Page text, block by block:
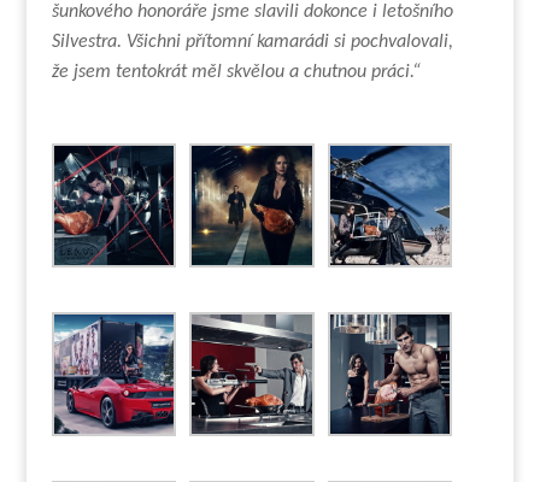
šunkového honoráře jsme slavili dokonce i letošního
Silvestra. Všichni přítomní kamarádi si pochvalovali,
že jsem tentokrát měl skvělou a chutnou práci.“